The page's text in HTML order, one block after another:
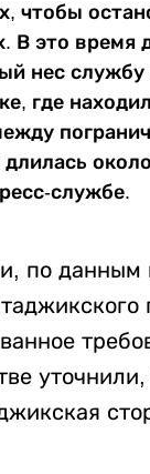
чтобы
В это время
нес службу
где
службе.
по